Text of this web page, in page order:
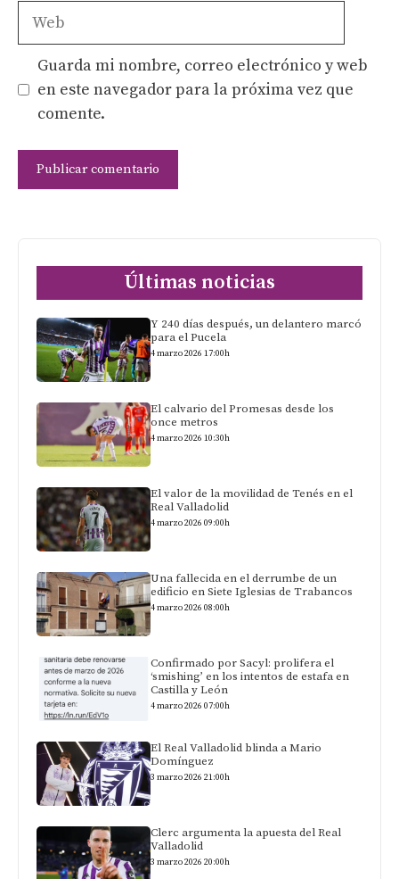
Web
Guarda mi nombre, correo electrónico y web
en este navegador para la próxima vez que
comente.
Últimas noticias
Y 240 días después, un delantero marcó
para el Pucela
4 marzo 2026 17:00h
El calvario del Promesas desde los
once metros
4 marzo 2026 10:30h
El valor de la movilidad de Tenés en el
Real Valladolid
4 marzo 2026 09:00h
Una fallecida en el derrumbe de un
edificio en Siete Iglesias de Trabancos
4 marzo 2026 08:00h
Confirmado por Sacyl: prolifera el
‘smishing’ en los intentos de estafa en
Castilla y León
4 marzo 2026 07:00h
El Real Valladolid blinda a Mario
Domínguez
3 marzo 2026 21:00h
Clerc argumenta la apuesta del Real
Valladolid
3 marzo 2026 20:00h